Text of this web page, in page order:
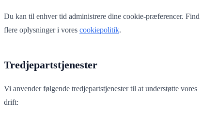
Du kan til enhver tid administrere dine cookie-præferencer. Find
flere oplysninger i vores cookiepolitik.
Tredjepartstjenester
Vi anvender følgende tredjepartstjenester til at understøtte vores
drift: